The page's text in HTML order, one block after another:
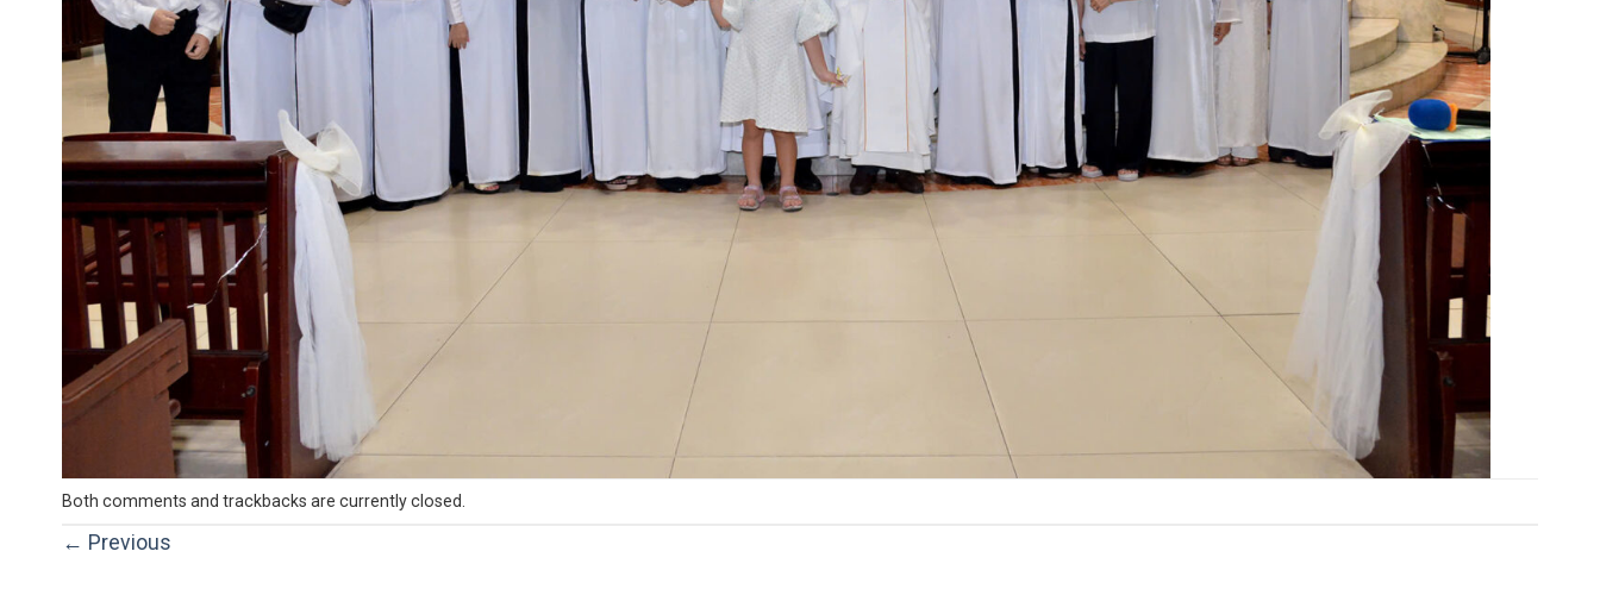
Both comments and trackbacks are currently closed.
← Previous